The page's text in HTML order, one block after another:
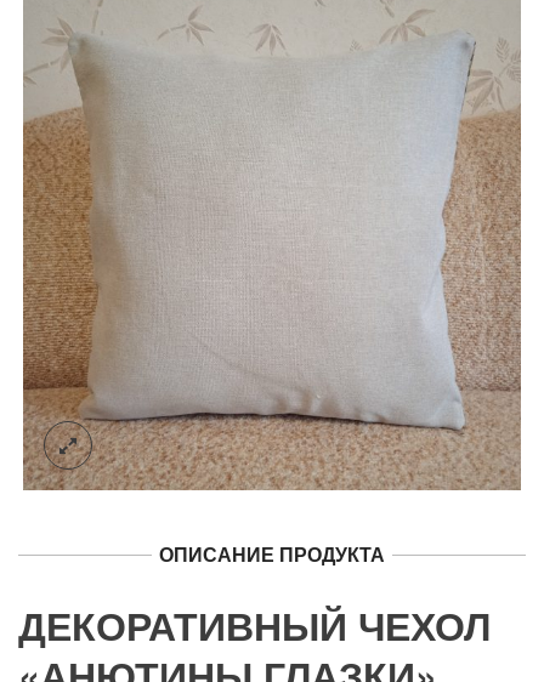
ОПИСАНИЕ ПРОДУКТА
ДЕКОРАТИВНЫЙ ЧЕХОЛ